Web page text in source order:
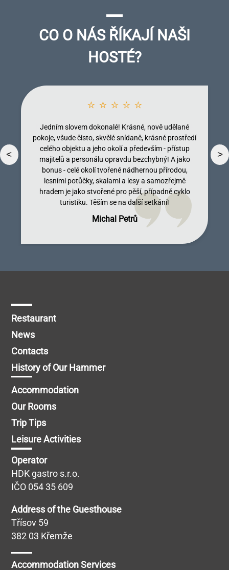
CO O NÁS ŘÍKAJÍ NAŠI
HOSTÉ?
<
Dobromila Kumpostová
⭐ ⭐ ⭐ ⭐ ⭐
Jedním slovem dokonalé! Krásné, nově udělané
pokoje, všude čisto, skvělé snídaně, krásné prostředí
celého objektu a jeho okolí a především - přístup
majitelů a personálu opravdu bezchybný! A jako
bonus - celé okolí tvořené nádhernou přírodou,
lesními potůčky, skalami a lesy a samozřejmě
hradem je jako stvořené pro pěší, případně cyklo
turistiku. Těším se na další setkání!
Michal Petrů
Lenka Tallova
Vendula Tregnerová
Monika Licinberková
>
Restaurant
News
Contacts
History of Our Hammer
Accommodation
Our Rooms
Trip Tips
Leisure Activities
Operator
HDK gastro s.r.o.
IČO 054 35 609
Address of the Guesthouse
Třísov 59
382 03 Křemže
Accommodation Services